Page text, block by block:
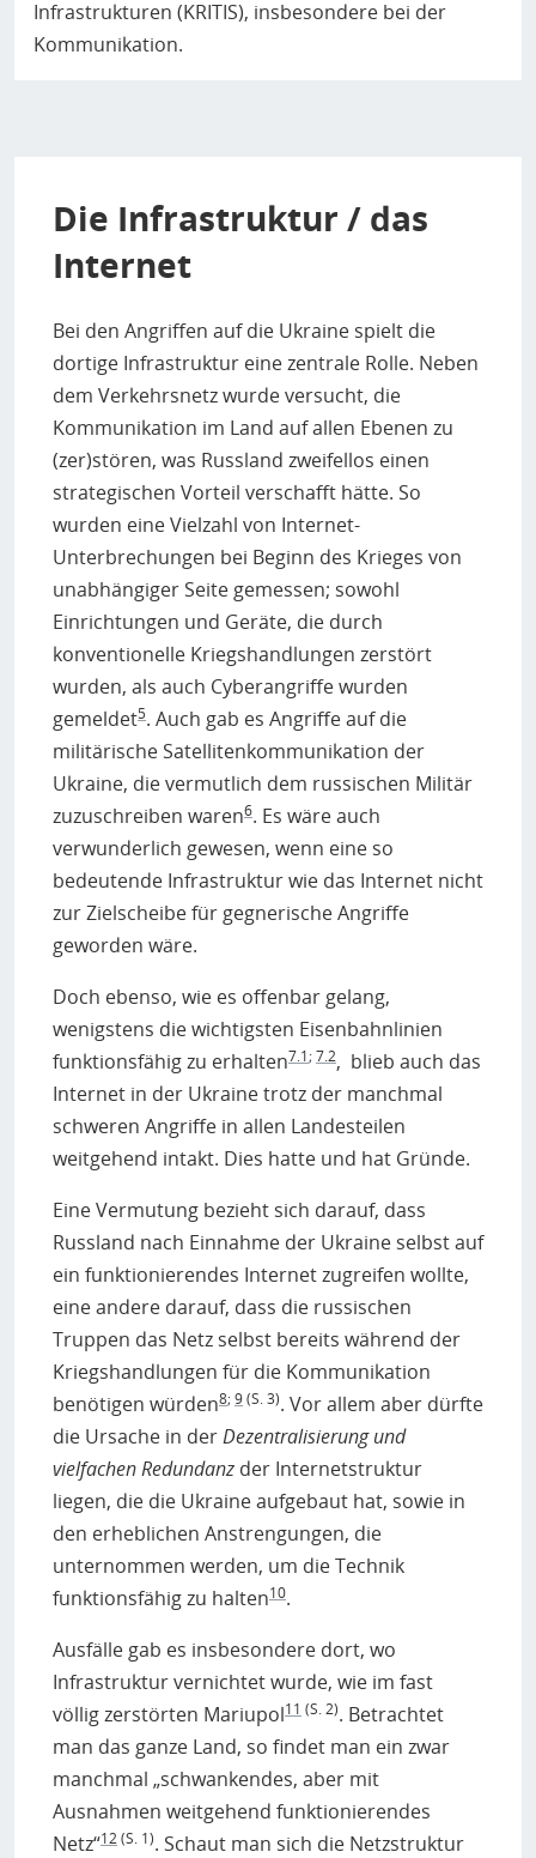
Infrastrukturen (KRITIS), insbesondere bei der
Kommunikation.
Die Infrastruktur / das
Internet
Bei den Angriffen auf die Ukraine spielt die
dortige Infrastruktur eine zentrale Rolle. Neben
dem Verkehrsnetz wurde versucht, die
Kommunikation im Land auf allen Ebenen zu
(zer)stören, was Russland zweifellos einen
strategischen Vorteil verschafft hätte. So
wurden eine Vielzahl von Internet-
Unterbrechungen bei Beginn des Krieges von
unabhängiger Seite gemessen; sowohl
Einrichtungen und Geräte, die durch
konventionelle Kriegshandlungen zerstört
wurden, als auch Cyberangriffe wurden
gemeldet5. Auch gab es Angriffe auf die
militärische Satellitenkommunikation der
Ukraine, die vermutlich dem russischen Militär
zuzuschreiben waren6. Es wäre auch
verwunderlich gewesen, wenn eine so
bedeutende Infrastruktur wie das Internet nicht
zur Zielscheibe für gegnerische Angriffe
geworden wäre.
Doch ebenso, wie es offenbar gelang,
wenigstens die wichtigsten Eisenbahnlinien
funktionsfähig zu erhalten7.1;7.2, blieb auch das
Internet in der Ukraine trotz der manchmal
schweren Angriffe in allen Landesteilen
weitgehend intakt. Dies hatte und hat Gründe.
Eine Vermutung bezieht sich darauf, dass
Russland nach Einnahme der Ukraine selbst auf
ein funktionierendes Internet zugreifen wollte,
eine andere darauf, dass die russischen
Truppen das Netz selbst bereits während der
Kriegshandlungen für die Kommunikation
benötigen würden8;9(S. 3). Vor allem aber dürfte
die Ursache in derDezentralisierung und
vielfachen Redundanz der Internetstruktur
liegen, die die Ukraine aufgebaut hat, sowie in
den erheblichen Anstrengungen, die
unternommen werden, um die Technik
funktionsfähig zu halten10.
Ausfälle gab es insbesondere dort, wo
Infrastruktur vernichtet wurde, wie im fast
völlig zerstörten Mariupol11 (S. 2). Betrachtet
man das ganze Land, so findet man ein zwar
manchmal „schwankendes, aber mit
Ausnahmen weitgehend funktionierendes
Netz“12(S. 1). Schaut man sich die Netzstruktur